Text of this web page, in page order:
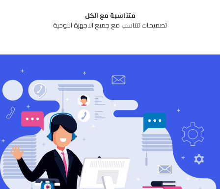
متناسبة مع الكل
تصميمات تتناسب مع جميع الاجهزة اللوحية